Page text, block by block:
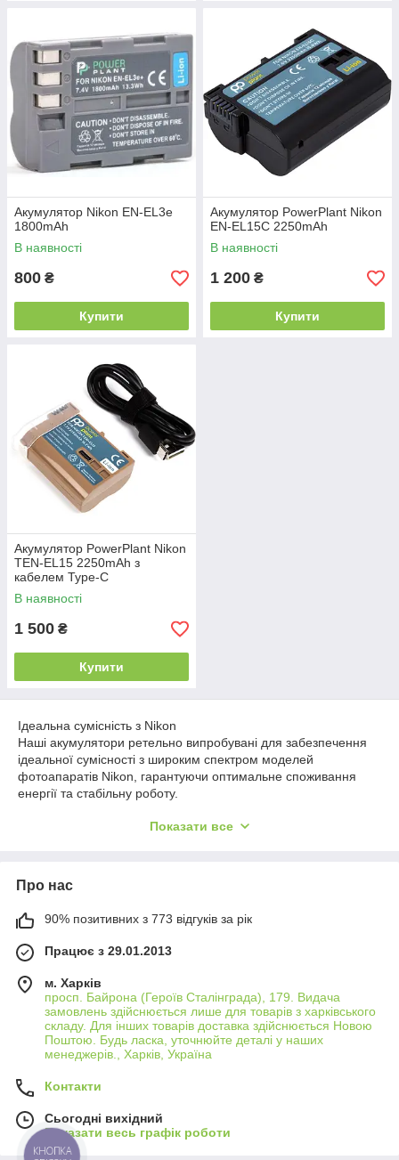
Акумулятор Nikon EN-EL3e
1800mAh
В наявності
800 ₴
Купити
Акумулятор PowerPlant Nikon
EN-EL15C 2250mAh
В наявності
1 200 ₴
Купити
Акумулятор PowerPlant Nikon
TEN-EL15 2250mAh з
кабелем Type-C
В наявності
1 500 ₴
Купити
Ідеальна сумісність з Nikon
Наші акумулятори ретельно випробувані для забезпечення
ідеальної сумісності з широким спектром моделей
фотоапаратів Nikon, гарантуючи оптимальне споживання
енергії та стабільну роботу.
важливо під час подорожей, довгих фотосесій або
Висока якість та надійність
Виготовлені з використанням якісних матеріалів, наші
акумулятори забезпечують не тільки тривалу роботу, але й
максимальну безпеку для вашого фотоапарата Nikon,
захищаючи його від перегріву, перезарядки та короткого
замикання.
Вибір для кожного фотографа
потреб кожного фотографа. Незалежно від того, чи ви
акумулятора, щоб ваш Nikon завжди був готовий до зйомки.
Показати все
Про нас
90% позитивних з 773 відгуків за рік
Працює з 29.01.2013
м. Харків
просп. Байрона (Героїв Сталінграда), 179. Видача
замовлень здійснюється лише для товарів з харківського
складу. Для інших товарів доставка здійснюється Новою
Поштою. Будь ласка, уточнюйте деталі у наших
менеджерів., Харків, Україна
Контакти
Сьогодні вихідний
Показати весь графік роботи
КНОПКА